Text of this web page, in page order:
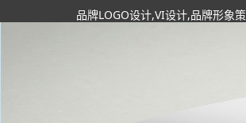
品牌LOGO设计,VI设计,品牌形象